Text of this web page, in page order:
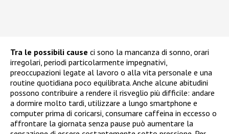
Tra le possibili cause ci sono la mancanza di sonno, orari
irregolari, periodi particolarmente impegnativi,
preoccupazioni legate al lavoro o alla vita personale e una
routine quotidiana poco equilibrata. Anche alcune abitudini
possono contribuire a rendere il risveglio più difficile: andare
a dormire molto tardi, utilizzare a lungo smartphone e
computer prima di coricarsi, consumare caffeina in eccesso o
affrontare la giornata senza pause può aumentare la